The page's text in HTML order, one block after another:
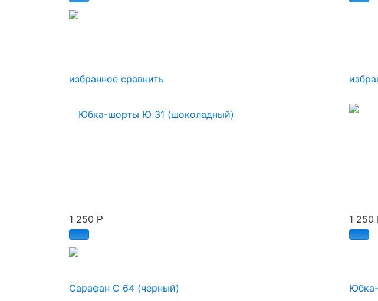
избранное сравнить
Сарафан С 64 (черный)
1 250 Р 1 250